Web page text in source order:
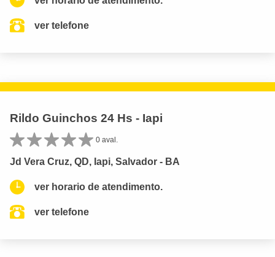
ver telefone
Rildo Guinchos 24 Hs - Iapi
0 aval.
Jd Vera Cruz, QD, Iapi, Salvador - BA
ver horario de atendimento.
ver telefone